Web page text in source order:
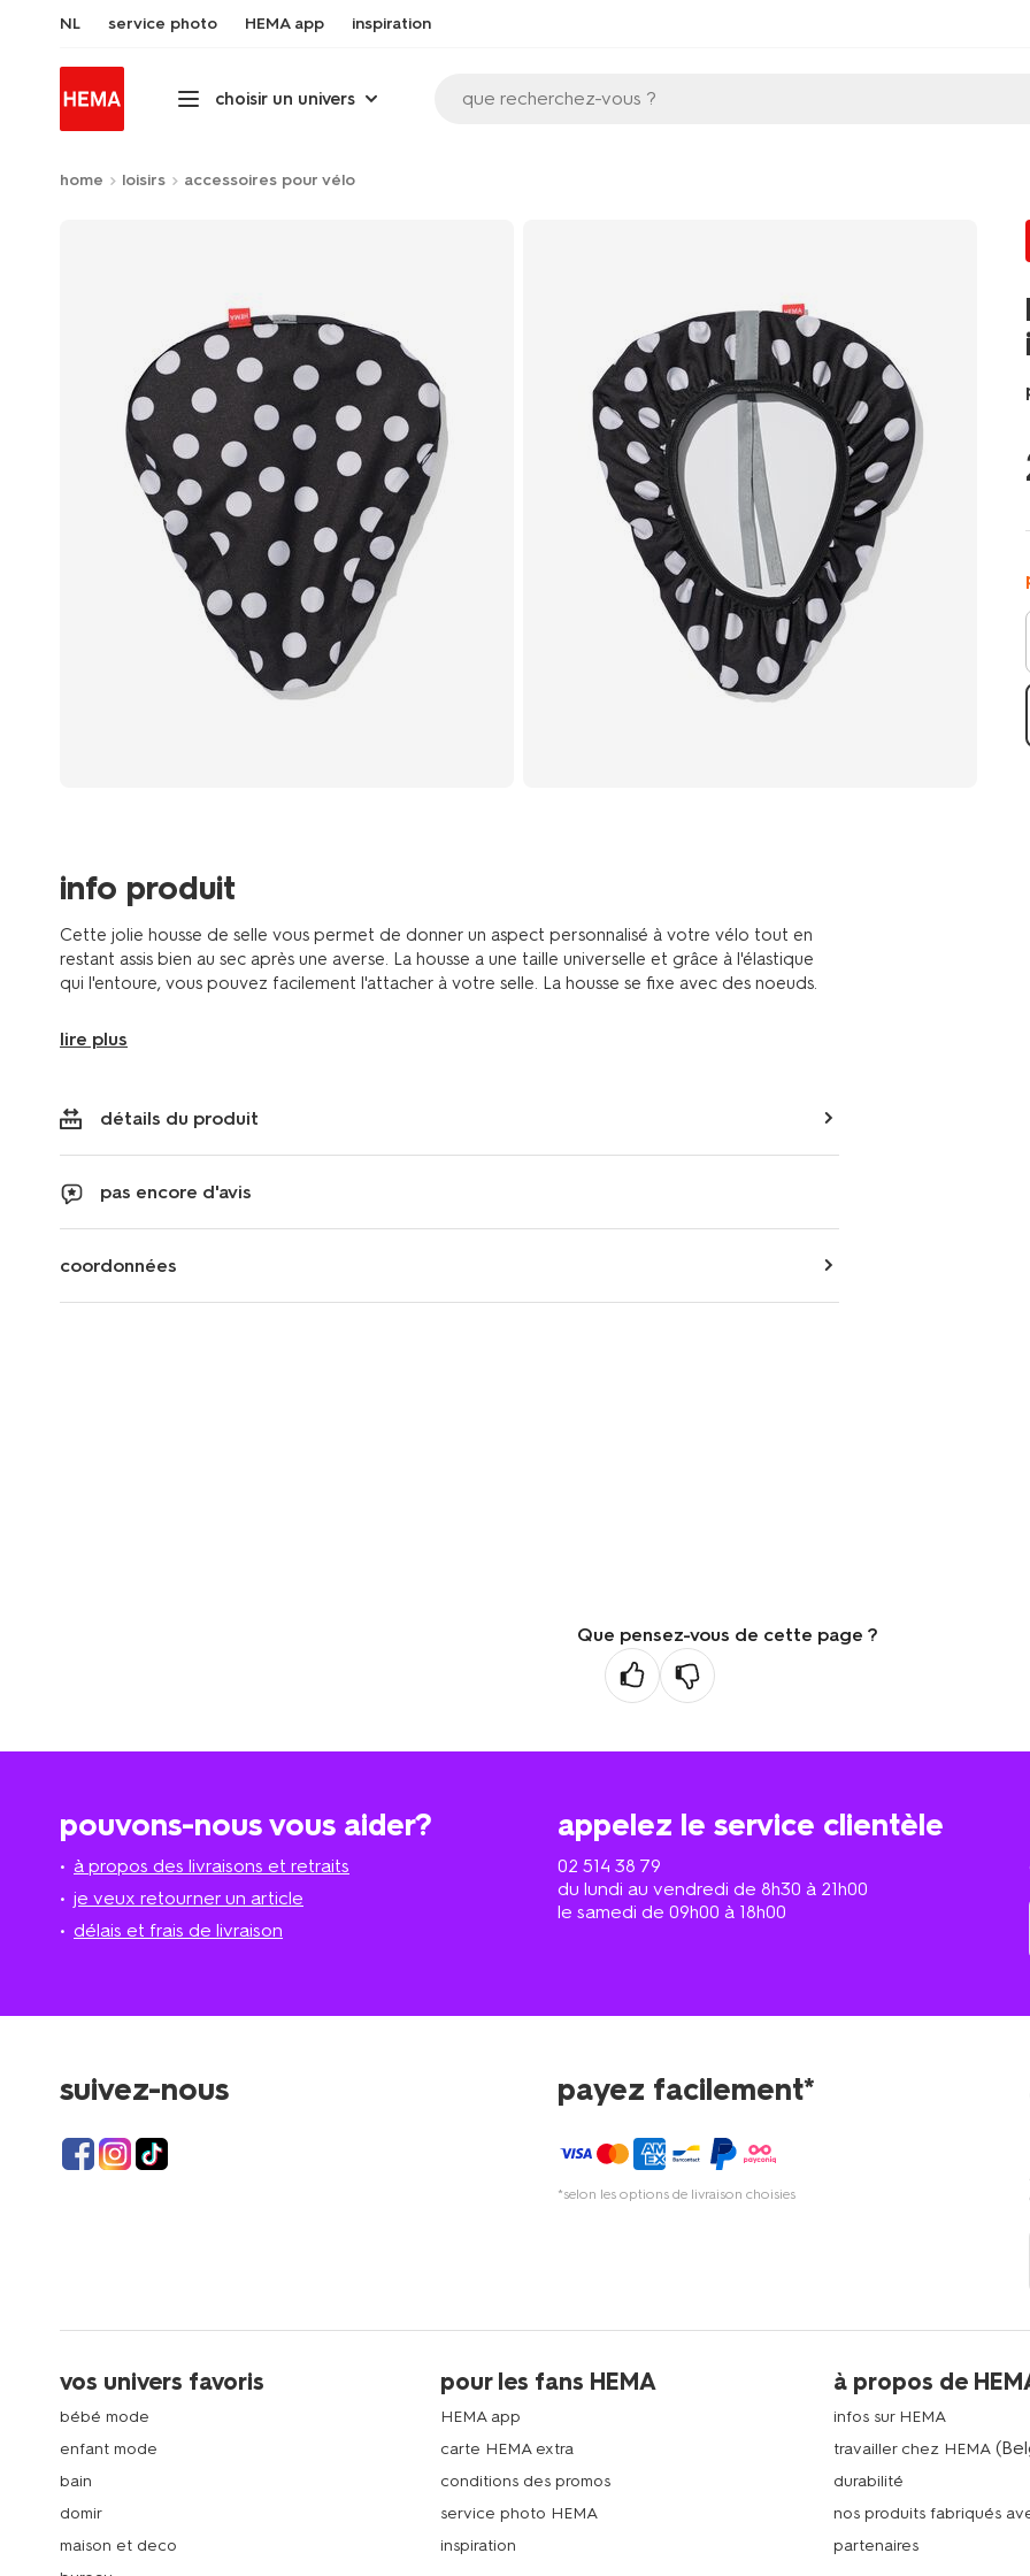
NL service photo HEMA app inspiration
choisir un univers que recherchez-vous ?
home loisirs accessoires pour vélo
info produit
Cette jolie housse de selle vous permet de donner un aspect personnalisé à votre vélo tout en
restant assis bien au sec après une averse. La housse a une taille universelle et grâce à l'élastique
qui l'entoure, vous pouvez facilement l'attacher à votre selle. La housse se fixe avec des noeuds.
lire plus
détails du produit
pas encore d'avis
coordonnées
Que pensez-vous de cette page ?
pouvons-nous vous aider?
à propos des livraisons et retraits
je veux retourner un article
délais et frais de livraison
appelez le service clientèle
02 514 38 79
du lundi au vendredi de 8h30 à 21h00
le samedi de 09h00 à 18h00
suivez-nous payez facilement*
*selon les options de livraison choisies
vos univers favoris
bébé mode
enfant mode
bain
domir
maison et deco
pour les fans HEMA
HEMA app
carte HEMA extra
conditions des promos
service photo HEMA
inspiration
à propos de
infos sur HEMA
travailler chez HEMA
durabilité
nos produits fabriqués
partenaires